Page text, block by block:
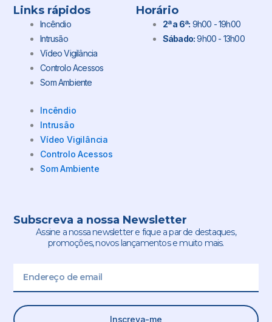
Links rápidos
Incêndio
Intrusão
Vídeo Vigilância
Controlo Acessos
Som Ambiente
Incêndio
Intrusão
Vídeo Vigilância
Controlo Acessos
Som Ambiente
Horário
2ª a 6ª: 9h00 - 19h00
Sábado:9h00 - 13h00
Subscreva a nossa Newsletter
Assine a nossa newsletter e fique a par de destaques,
promoções, novos lançamentos e muito mais.
Inscreva-me